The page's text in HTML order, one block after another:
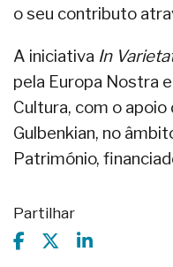
o seu contributo
A iniciativa In
pela Europa Nostra
Cultura, com o apoio
Gulbenkian, no
Património,
Partilhar